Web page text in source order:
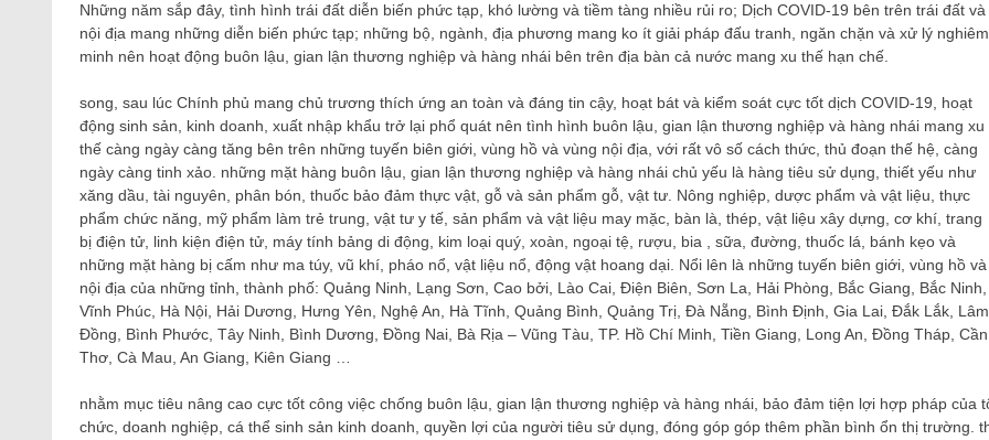
Những năm sắp đây, tình hình trái đất diễn biến phức tạp, khó lường và tiềm tàng nhiều rủi ro; Dịch COVID-19 bên trên trái đất và
nội địa mang những diễn biến phức tạp; những bộ, ngành, địa phương mang ko ít giải pháp đấu tranh, ngăn chặn và xử lý nghiêm
minh nên hoạt động buôn lậu, gian lận thương nghiệp và hàng nhái bên trên địa bàn cả nước mang xu thế hạn chế.
song, sau lúc Chính phủ mang chủ trương thích ứng an toàn và đáng tin cậy, hoạt bát và kiểm soát cực tốt dịch COVID-19, hoạt
động sinh sản, kinh doanh, xuất nhập khẩu trở lại phổ quát nên tình hình buôn lậu, gian lận thương nghiệp và hàng nhái mang xu
thế càng ngày càng tăng bên trên những tuyến biên giới, vùng hồ và vùng nội địa, với rất vô số cách thức, thủ đoạn thế hệ, càng
ngày càng tinh xảo. những mặt hàng buôn lậu, gian lận thương nghiệp và hàng nhái chủ yếu là hàng tiêu sử dụng, thiết yếu như
xăng dầu, tài nguyên, phân bón, thuốc bảo đảm thực vật, gỗ và sản phẩm gỗ, vật tư. Nông nghiệp, dược phẩm và vật liệu, thực
phẩm chức năng, mỹ phẩm làm trẻ trung, vật tư y tế, sản phẩm và vật liệu may mặc, bàn là, thép, vật liệu xây dựng, cơ khí, trang
bị điện tử, linh kiện điện tử, máy tính bảng di động, kim loại quý, xoàn, ngoại tệ, rượu, bia , sữa, đường, thuốc lá, bánh kẹo và
những mặt hàng bị cấm như ma túy, vũ khí, pháo nổ, vật liệu nổ, động vật hoang dại. Nổi lên là những tuyến biên giới, vùng hồ và
nội địa của những tỉnh, thành phố: Quảng Ninh, Lạng Sơn, Cao bởi, Lào Cai, Điện Biên, Sơn La, Hải Phòng, Bắc Giang, Bắc Ninh,
Vĩnh Phúc, Hà Nội, Hải Dương, Hưng Yên, Nghệ An, Hà Tĩnh, Quảng Bình, Quảng Trị, Đà Nẵng, Bình Định, Gia Lai, Đắk Lắk, Lâm
Đồng, Bình Phước, Tây Ninh, Bình Dương, Đồng Nai, Bà Rịa – Vũng Tàu, TP. Hồ Chí Minh, Tiền Giang, Long An, Đồng Tháp, Cần
Thơ, Cà Mau, An Giang, Kiên Giang …
nhằm mục tiêu nâng cao cực tốt công việc chống buôn lậu, gian lận thương nghiệp và hàng nhái, bảo đảm tiện lợi hợp pháp của
chức, doanh nghiệp, cá thể sinh sản kinh doanh, quyền lợi của người tiêu sử dụng, đóng góp góp thêm phần bình ổn thị trường.